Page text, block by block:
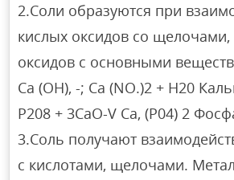
2.Соли образуются при
кислых оксидов со щелочами,
оксидов с основными
Ca (OH), -; Ca (NO.)2 + H20
P208 + 3CaO-V Ca, (P04) 2
3.Соль получают
с кислотами, щелочами.